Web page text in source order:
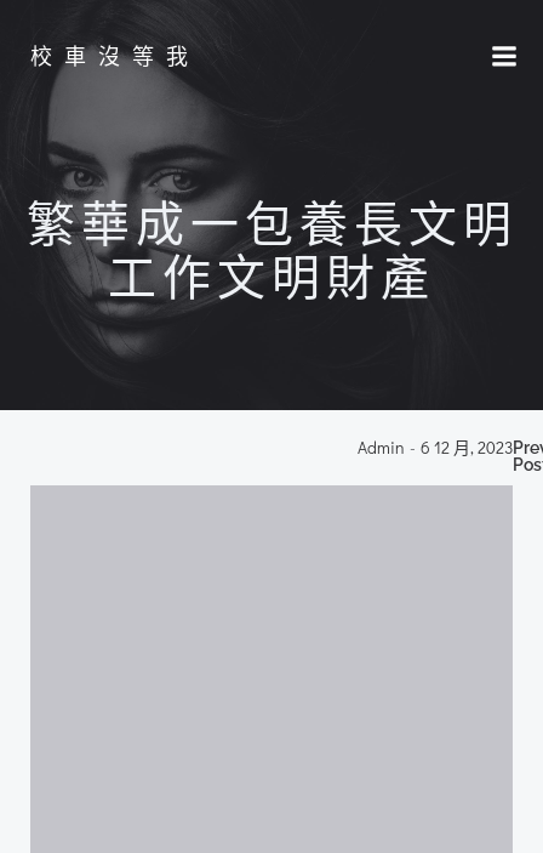
校車沒等我
繁華成一包養長文明
工作文明財產
Admin - 6 12 月, 2023